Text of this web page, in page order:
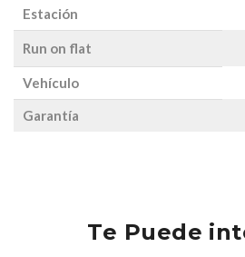
Estación
Run on flat
Vehículo
Garantía
Te Puede